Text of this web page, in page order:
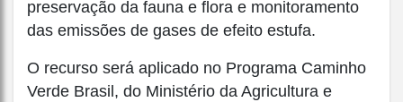
preservação da fauna e flora e monitoramento
das emissões de gases de efeito estufa.
O recurso será aplicado no Programa Caminho
Verde Brasil, do Ministério da Agricultura e